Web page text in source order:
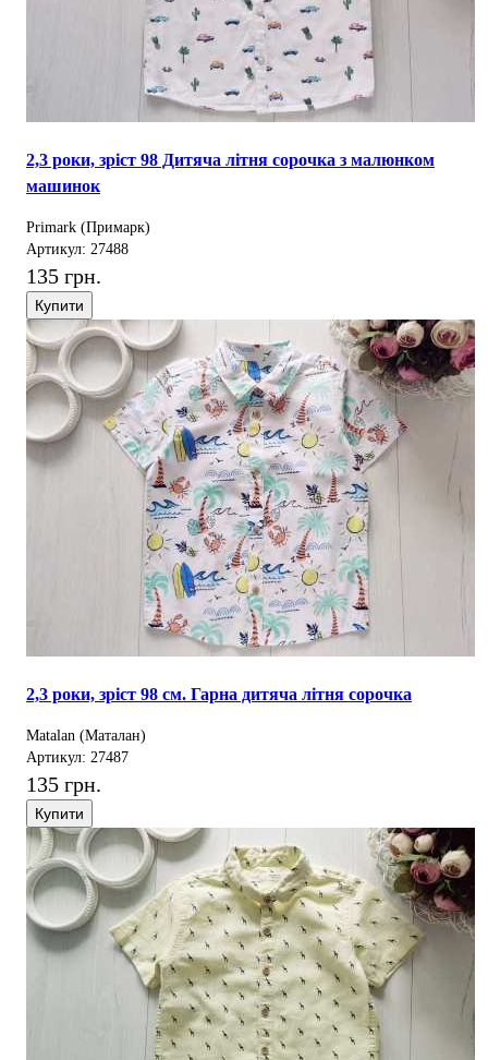
2,3 роки, зріст 98 Дитяча літня сорочка з малюнком
машинок
Primark (Примарк)
Артикул: 27488
135 грн.
Купити
2,3 роки, зріст 98 см. Гарна дитяча літня сорочка
Matalan (Маталан)
Артикул: 27487
135 грн.
Купити